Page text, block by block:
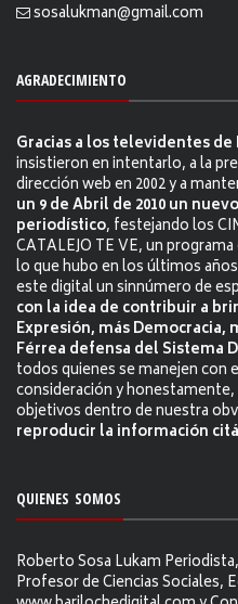
sosalukman@gmail.com
AGRADECIMIENTO
Gracias a los televidentes de
insistieron en intentarlo, a la
dirección web en 2002 y a
un 9 de Abril de 2010 un
periodístico, festejando los
CATALEJO TE VE, un
lo que hubo en los últimos
este digital un sinnúmero de
con la idea de contribuir a
Expresión, más Democracia,
Férrea defensa del Sistema
todos quienes se manejen con
consideración y
objetivos dentro de nuestra
reproducir la información
QUIENES SOMOS
Roberto Sosa Lukam
Profesor de Ciencias Sociales,